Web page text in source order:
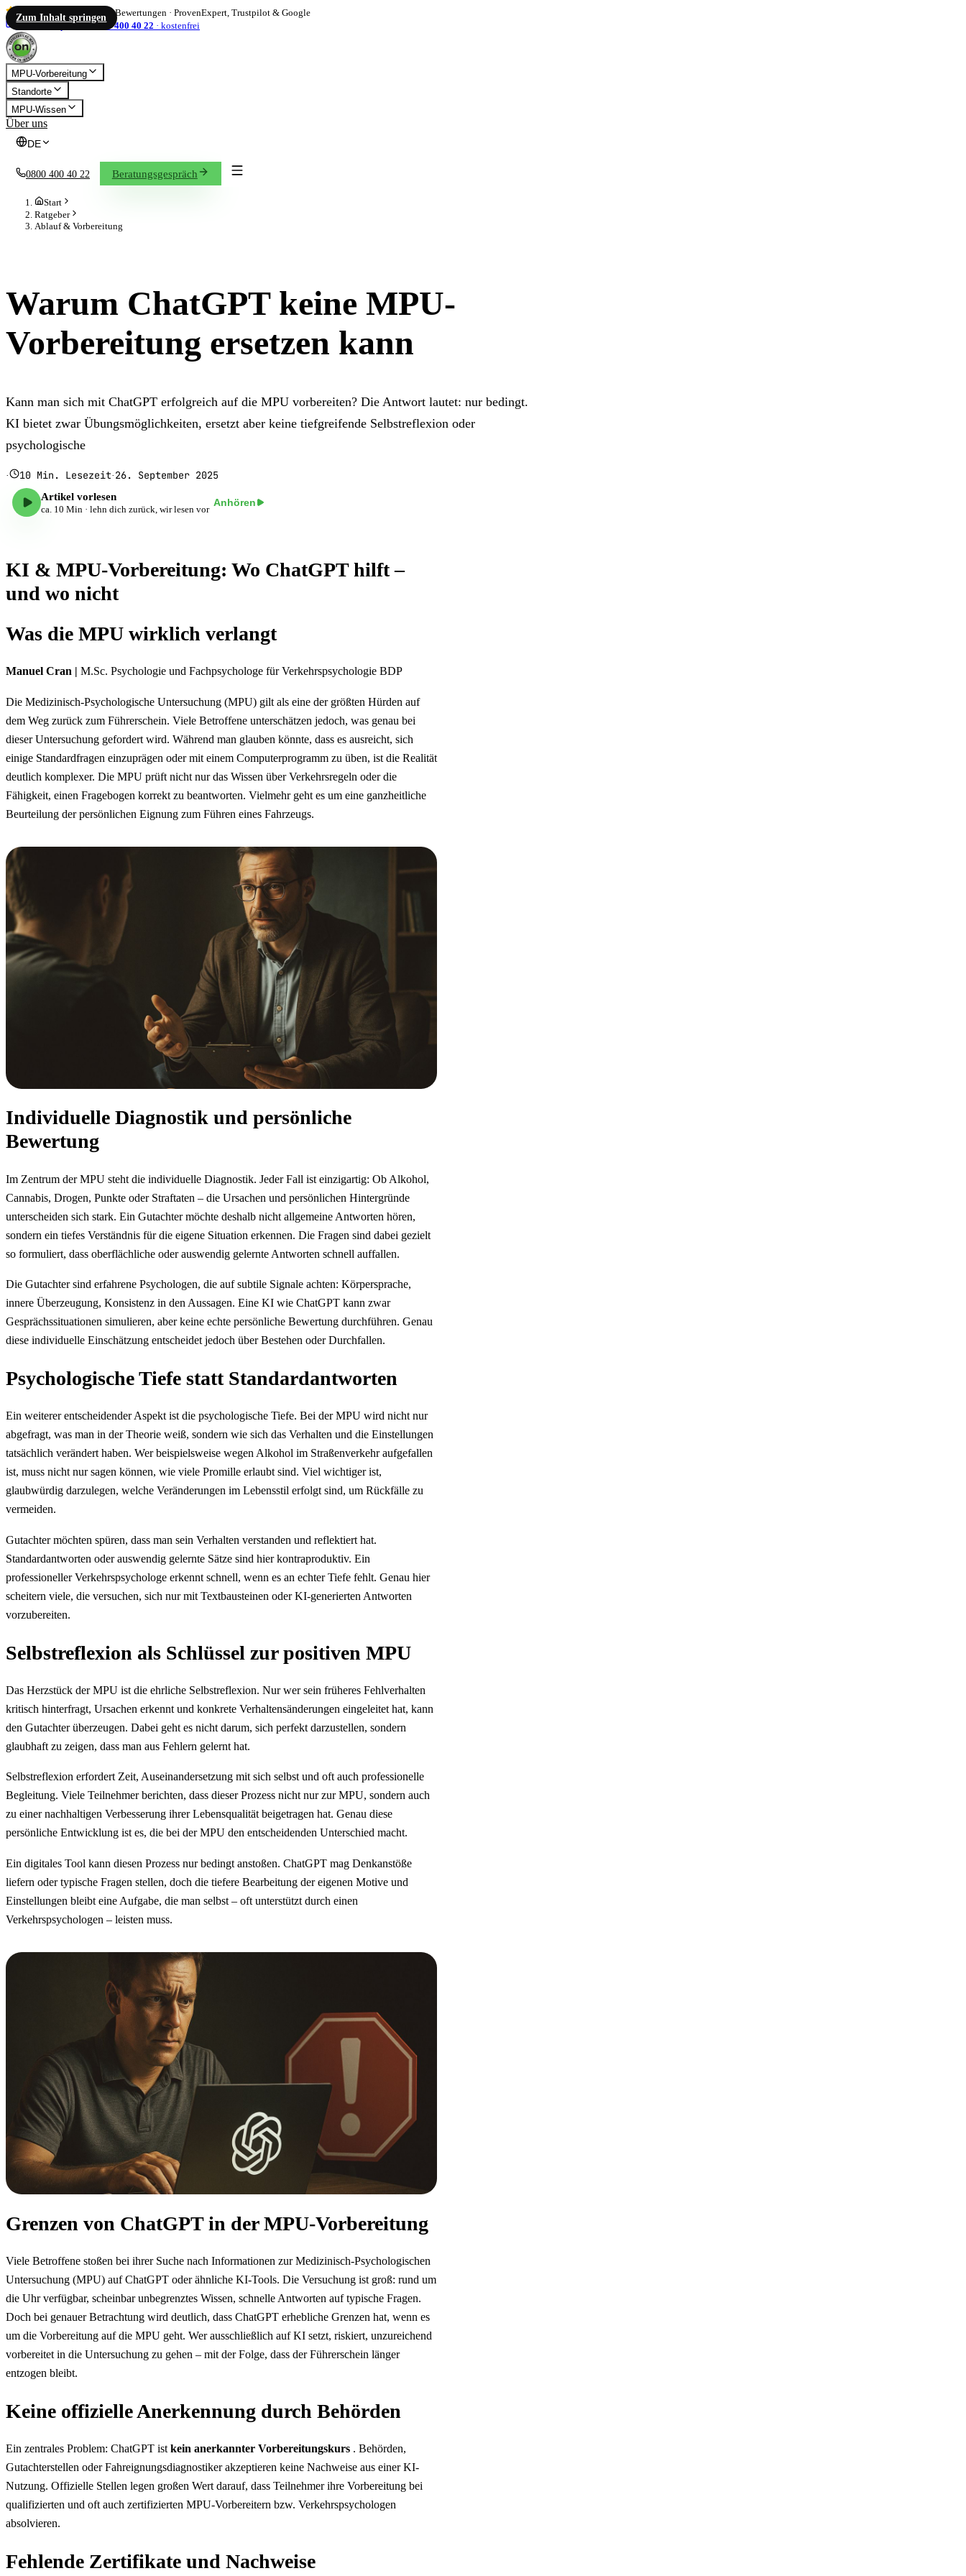
Zum Inhalt springen
4,86 / 5 1.833 Bewertungen · ProvenExpert, Trustpilot & Google
info@on-mpu.de
0800 400 40 22 · kostenfrei
MPU-Vorbereitung
Standorte
MPU-Wissen
Über uns
DE
0800 400 40 22 Beratungsgespräch
Start
Ratgeber
Ablauf & Vorbereitung
Warum ChatGPT keine MPU-
Vorbereitung ersetzen kann
Kann man sich mit ChatGPT erfolgreich auf die MPU vorbereiten? Die Antwort lautet: nur bedingt.
KI bietet zwar Übungsmöglichkeiten, ersetzt aber keine tiefgreifende Selbstreflexion oder
psychologische
· 10 Min. Lesezeit·26. September 2025
Artikel vorlesen
ca. 10 Min · lehn dich zurück, wir lesen vor
Anhören
KI & MPU-Vorbereitung: Wo ChatGPT hilft –
und wo nicht
Was die MPU wirklich verlangt
Manuel Cran | M.Sc. Psychologie und Fachpsychologe für Verkehrspsychologie BDP
Die Medizinisch-Psychologische Untersuchung (MPU) gilt als eine der größten Hürden auf
dem Weg zurück zum Führerschein. Viele Betroffene unterschätzen jedoch, was genau bei
dieser Untersuchung gefordert wird. Während man glauben könnte, dass es ausreicht, sich
einige Standardfragen einzuprägen oder mit einem Computerprogramm zu üben, ist die Realität
deutlich komplexer. Die MPU prüft nicht nur das Wissen über Verkehrsregeln oder die
Fähigkeit, einen Fragebogen korrekt zu beantworten. Vielmehr geht es um eine ganzheitliche
Beurteilung der persönlichen Eignung zum Führen eines Fahrzeugs.
Individuelle Diagnostik und persönliche
Bewertung
Im Zentrum der MPU steht die individuelle Diagnostik. Jeder Fall ist einzigartig: Ob Alkohol,
Cannabis, Drogen, Punkte oder Straftaten – die Ursachen und persönlichen Hintergründe
unterscheiden sich stark. Ein Gutachter möchte deshalb nicht allgemeine Antworten hören,
sondern ein tiefes Verständnis für die eigene Situation erkennen. Die Fragen sind dabei gezielt
so formuliert, dass oberflächliche oder auswendig gelernte Antworten schnell auffallen.
Die Gutachter sind erfahrene Psychologen, die auf subtile Signale achten: Körpersprache,
innere Überzeugung, Konsistenz in den Aussagen. Eine KI wie ChatGPT kann zwar
Gesprächssituationen simulieren, aber keine echte persönliche Bewertung durchführen. Genau
diese individuelle Einschätzung entscheidet jedoch über Bestehen oder Durchfallen.
Psychologische Tiefe statt Standardantworten
Ein weiterer entscheidender Aspekt ist die psychologische Tiefe. Bei der MPU wird nicht nur
abgefragt, was man in der Theorie weiß, sondern wie sich das Verhalten und die Einstellungen
tatsächlich verändert haben. Wer beispielsweise wegen Alkohol im Straßenverkehr aufgefallen
ist, muss nicht nur sagen können, wie viele Promille erlaubt sind. Viel wichtiger ist,
glaubwürdig darzulegen, welche Veränderungen im Lebensstil erfolgt sind, um Rückfälle zu
vermeiden.
Gutachter möchten spüren, dass man sein Verhalten verstanden und reflektiert hat.
Standardantworten oder auswendig gelernte Sätze sind hier kontraproduktiv. Ein
professioneller Verkehrspsychologe erkennt schnell, wenn es an echter Tiefe fehlt. Genau hier
scheitern viele, die versuchen, sich nur mit Textbausteinen oder KI-generierten Antworten
vorzubereiten.
Selbstreflexion als Schlüssel zur positiven MPU
Das Herzstück der MPU ist die ehrliche Selbstreflexion. Nur wer sein früheres Fehlverhalten
kritisch hinterfragt, Ursachen erkennt und konkrete Verhaltensänderungen eingeleitet hat, kann
den Gutachter überzeugen. Dabei geht es nicht darum, sich perfekt darzustellen, sondern
glaubhaft zu zeigen, dass man aus Fehlern gelernt hat.
Selbstreflexion erfordert Zeit, Auseinandersetzung mit sich selbst und oft auch professionelle
Begleitung. Viele Teilnehmer berichten, dass dieser Prozess nicht nur zur MPU, sondern auch
zu einer nachhaltigen Verbesserung ihrer Lebensqualität beigetragen hat. Genau diese
persönliche Entwicklung ist es, die bei der MPU den entscheidenden Unterschied macht.
Ein digitales Tool kann diesen Prozess nur bedingt anstoßen. ChatGPT mag Denkanstöße
liefern oder typische Fragen stellen, doch die tiefere Bearbeitung der eigenen Motive und
Einstellungen bleibt eine Aufgabe, die man selbst – oft unterstützt durch einen
Verkehrspsychologen – leisten muss.
Grenzen von ChatGPT in der MPU-Vorbereitung
Viele Betroffene stoßen bei ihrer Suche nach Informationen zur Medizinisch-Psychologischen
Untersuchung (MPU) auf ChatGPT oder ähnliche KI-Tools. Die Versuchung ist groß: rund um
die Uhr verfügbar, scheinbar unbegrenztes Wissen, schnelle Antworten auf typische Fragen.
Doch bei genauer Betrachtung wird deutlich, dass ChatGPT erhebliche Grenzen hat, wenn es
um die Vorbereitung auf die MPU geht. Wer ausschließlich auf KI setzt, riskiert, unzureichend
vorbereitet in die Untersuchung zu gehen – mit der Folge, dass der Führerschein länger
entzogen bleibt.
Keine offizielle Anerkennung durch Behörden
Ein zentrales Problem: ChatGPT istkein anerkannter Vorbereitungskurs . Behörden,
Gutachterstellen oder Fahreignungsdiagnostiker akzeptieren keine Nachweise aus einer KI-
Nutzung. Offizielle Stellen legen großen Wert darauf, dass Teilnehmer ihre Vorbereitung bei
qualifizierten und oft auch zertifizierten MPU-Vorbereitern bzw. Verkehrspsychologen
absolvieren.
Fehlende Zertifikate und Nachweise